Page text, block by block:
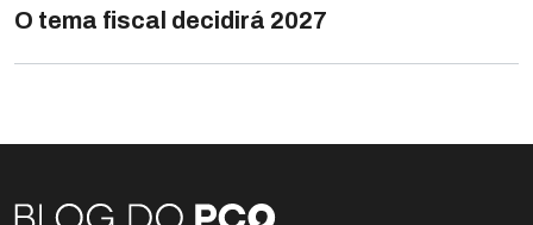
O tema fiscal decidirá 2027